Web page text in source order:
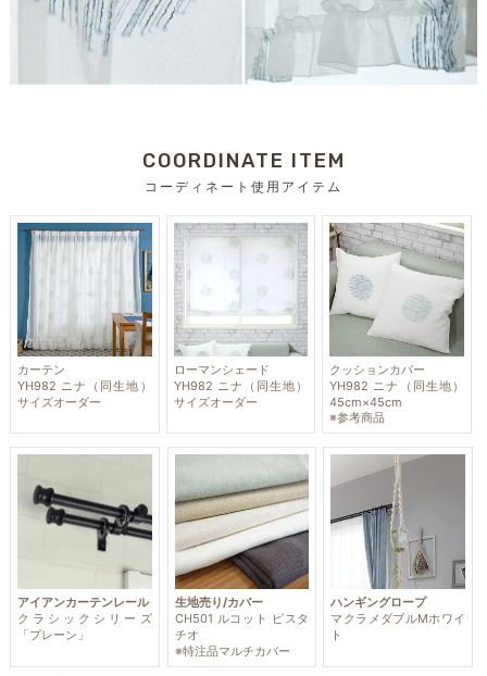
COORDINATE ITEM
コーディネート使用アイテム
カーテン
YH982 ニナ（同生地）
サイズオーダー
ローマンシェード
YH982 ニナ（同生地）
サイズオーダー
クッションカバー
YH982 ニナ（同生地）
45cm×45cm
※参考商品
アイアンカーテンレール
クラシックシリーズ
「プレーン」
生地売り/カバー
CH501 ルコット ピスタ
チオ
※特注品マルチカバー
ハンギングロープ
マクラメダブルMホワイ
ト